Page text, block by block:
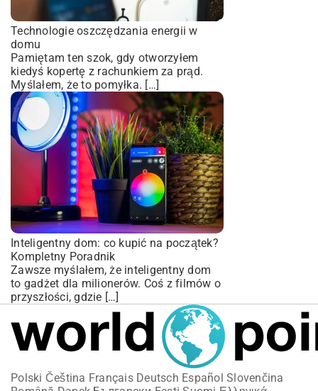
Technologie oszczędzania energii w
domu
Pamiętam ten szok, gdy otworzyłem
kiedyś kopertę z rachunkiem za prąd.
Myślałem, że to pomyłka. […]
Inteligentny dom: co kupić na początek?
Kompletny Poradnik
Zawsze myślałem, że inteligentny dom
to gadżet dla milionerów. Coś z filmów o
przyszłości, gdzie […]
Polski Čeština Français Deutsch Español Slovenčina